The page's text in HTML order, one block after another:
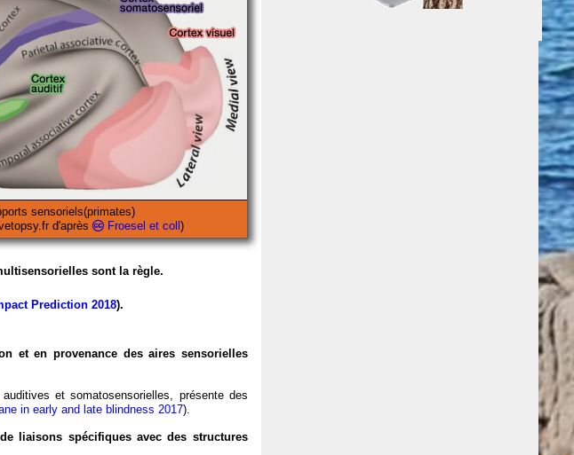
sensoriels(primates)
d'après Froesel et coll)
sont la règle.
Prediction 2018).
et en provenance des aires sensorielles
et somatosensorielles, présente des
in early and late blindness 2017).
liaisons spécifiques avec des structures